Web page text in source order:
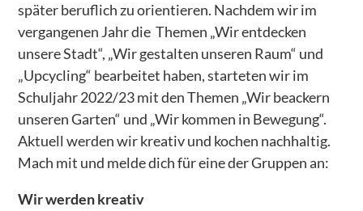
GESTALTEN Vorgestellt
PROJEKTE
Abgeschlossene Projekte
– Patenschaften - AUF!leben – Zukunft ist jetzt
– Integration als dialogischer Prozess
– WERTESTARTER Zukunft
– Kiezpatenschaften für Flüchtlingskinder
später beruflich zu orientieren. Nachdem wir im
vergangenen Jahr die Themen „Wir entdecken
unsere Stadt“, „Wir gestalten unseren Raum“ und
„Upcycling“ bearbeitet haben, starteten wir im
Schuljahr 2022/23 mit den Themen „Wir beackern
unseren Garten“ und „Wir kommen in Bewegung“.
Aktuell werden wir kreativ und kochen nachhaltig.
Mach mit und melde dich für eine der Gruppen an:
Wir werden kreativ